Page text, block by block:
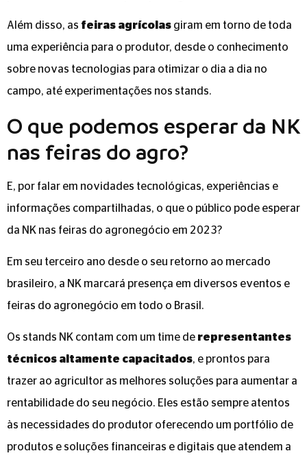
Além disso, as feiras agrícolas giram em torno de toda
uma experiência para o produtor, desde o conhecimento
sobre novas tecnologias para otimizar o dia a dia no
campo, até experimentações nos stands.
O que podemos esperar da NK
nas feiras do agro?
E, por falar em novidades tecnológicas, experiências e
informações compartilhadas, o que o público pode esperar
da NK nas feiras do agronegócio em 2023?
Em seu terceiro ano desde o seu retorno ao mercado
brasileiro, a NK marcará presença em diversos eventos e
feiras do agronegócio em todo o Brasil.
Os stands NK contam com um time de representantes
técnicos altamente capacitados, e prontos para
trazer ao agricultor as melhores soluções para aumentar a
rentabilidade do seu negócio. Eles estão sempre atentos
às necessidades do produtor oferecendo um portfólio de
produtos e soluções financeiras e digitais que atendem a